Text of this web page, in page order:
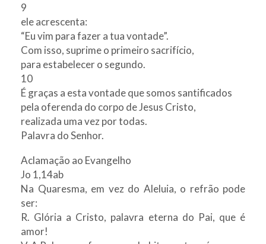
9
ele acrescenta:
“Eu vim para fazer a tua vontade”.
Com isso, suprime o primeiro sacrifício,
para estabelecer o segundo.
10
É graças a esta vontade que somos santificados
pela oferenda do corpo de Jesus Cristo,
realizada uma vez por todas.
Palavra do Senhor.
Aclamação ao Evangelho
Jo 1,14ab
Na Quaresma, em vez do Aleluia, o refrão pode
ser:
R. Glória a Cristo, palavra eterna do Pai, que é
amor!